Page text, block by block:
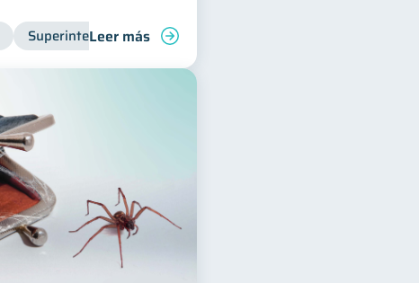
Manejo de deudas Finanzas familiares
Superintendencia de Bancos
Leer más